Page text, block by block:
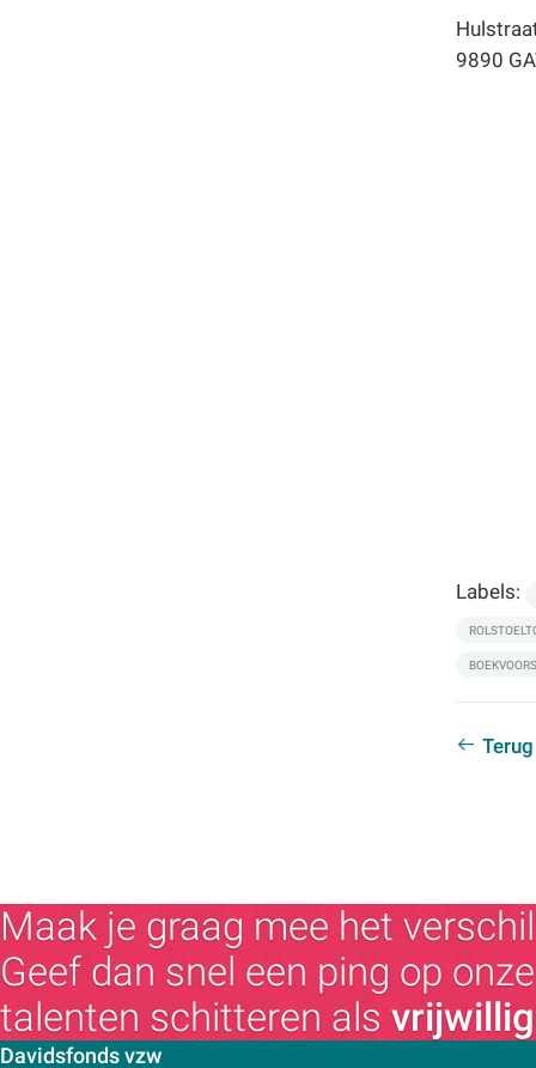
9890
Labels:
Maak je graag mee het
Geef dan snel een ping op
talenten schitteren als
Davidsfonds vzwContactpersoon: